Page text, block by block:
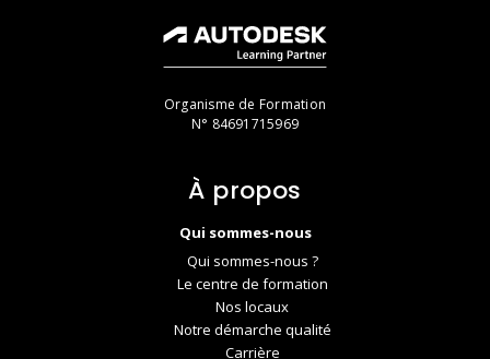
Organisme de Formation
N° 84691715969
À propos
Qui sommes-nous
Qui sommes-nous ?
Le centre de formation
Nos locaux
Notre démarche qualité
Carrière